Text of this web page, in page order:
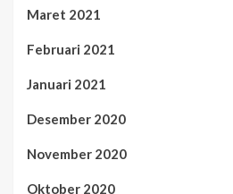
Maret 2021
Februari 2021
Januari 2021
Desember 2020
November 2020
Oktober 2020